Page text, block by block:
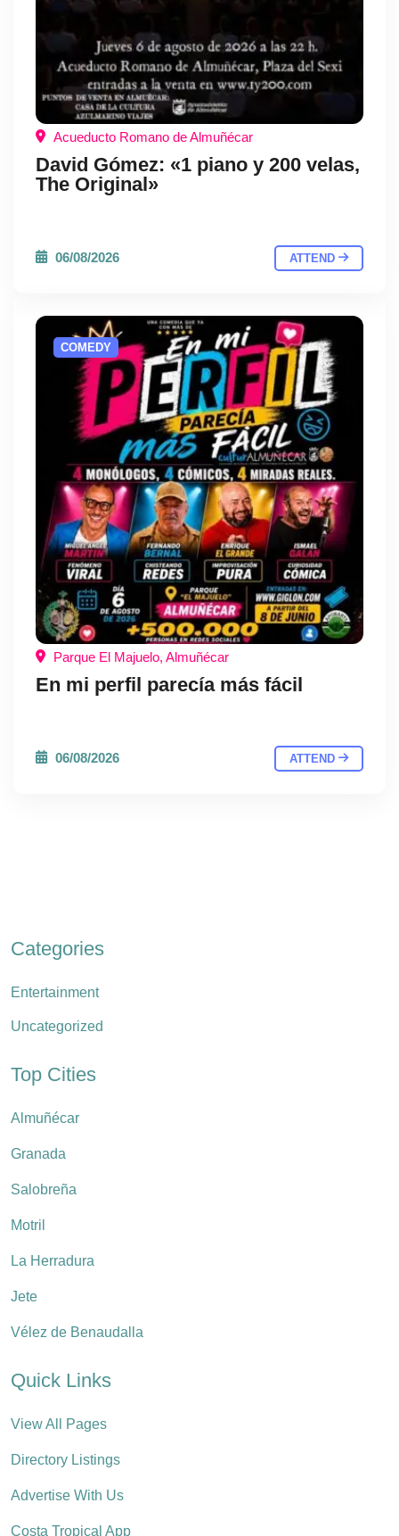
Acueducto Romano de Almuñécar
David Gómez: «1 piano y 200 velas,
The Original»
06/08/2026 ATTEND
COMEDY
Parque El Majuelo, Almuñécar
En mi perfil parecía más fácil
06/08/2026 ATTEND
Categories
Entertainment
Uncategorized
Top Cities
Almuñécar
Granada
Salobreña
Motril
La Herradura
Jete
Vélez de Benaudalla
Quick Links
View All Pages
Directory Listings
Advertise With Us
Costa Tropical App